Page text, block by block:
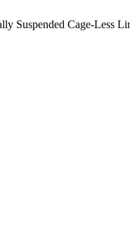
Suspended Cage-Less